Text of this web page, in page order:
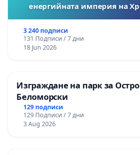
енергийната империя на
3 240 подписи
131 Подписи / 7 дни
18 Jun 2026
Изграждане на парк за
Беломорски
129 подписи
129 Подписи / 7 дни
3 Aug 2026